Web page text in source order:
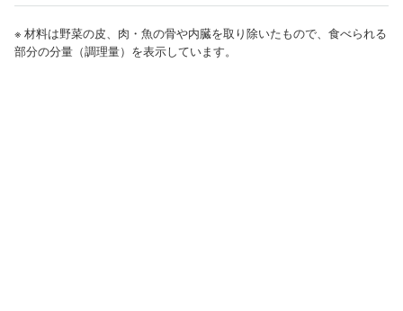
※ 材料は野菜の皮、肉・魚の骨や内臓を取り除いたもので、食べられる
部分の分量（調理量）を表示しています。